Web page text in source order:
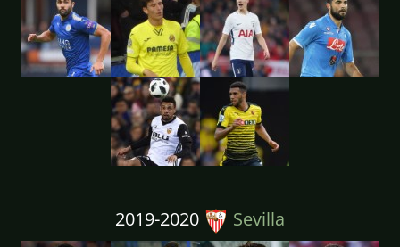
2019-2020 Sevilla